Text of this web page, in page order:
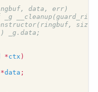
*ctx )
*data ;